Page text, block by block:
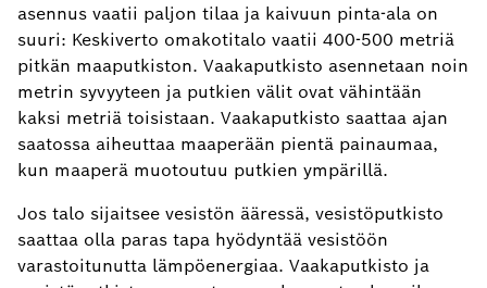
asennus vaatii paljon tilaa ja kaivuun pinta-ala on
suuri: Keskiverto omakotitalo vaatii 400-500 metriä
pitkän maaputkiston. Vaakaputkisto asennetaan noin
metrin syvyyteen ja putkien välit ovat vähintään
kaksi metriä toisistaan. Vaakaputkisto saattaa ajan
saatossa aiheuttaa maaperään pientä painaumaa,
kun maaperä muotoutuu putkien ympärillä.
Jos talo sijaitsee vesistön ääressä, vesistöputkisto
saattaa olla paras tapa hyödyntää vesistöön
varastoitunutta lämpöenergiaa. Vaakaputkisto ja